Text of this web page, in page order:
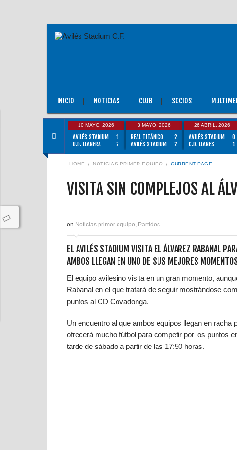
INICIO NOTICIAS CLUB SOCIOS
10 MAYO, 2026
AVILÉS STADIUM
1
U.D. LLANERA
2
3 MAYO, 2026
REAL TITÁNICO
2
AVILÉS STADIUM
2
26 ABRIL, 2026
AVILÉS STADIUM
0
C.D. LLANES
1
HOME NOTICIAS PRIMER EQUIPO CURRENT PAGE
VISITA SIN COMPLEJOS AL
en Noticias primer equipo, Partidos
EL AVILÉS STADIUM VISITA EL ÁLVAREZ RABANAL
AMBOS LLEGAN EN UNO DE SUS MEJORES
El equipo avilesino visita en un gran momento,
Rabanal en el que tratará de seguir mostrándose
puntos al CD Covadonga.
Un encuentro al que ambos equipos llegan en
ofrecerá mucho fútbol para competir por los puntos
tarde de sábado a partir de las 17:50 horas.